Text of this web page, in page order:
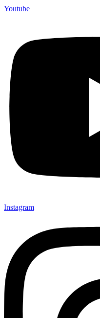
Youtube
Instagram